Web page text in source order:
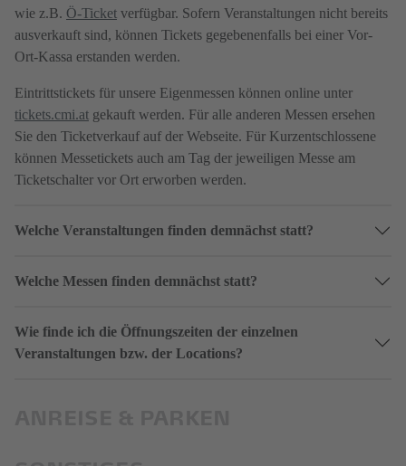
wie z.B. Ö-Ticket verfügbar. Sofern Veranstaltungen nicht bereits
ausverkauft sind, können Tickets gegebenenfalls bei einer Vor-
Ort-Kassa erstanden werden.
Eintrittstickets für unsere Eigenmessen können online unter
tickets.cmi.at gekauft werden. Für alle anderen Messen ersehen
Sie den Ticketverkauf auf der Webseite. Für Kurzentschlossene
können Messetickets auch am Tag der jeweiligen Messe am
Ticketschalter vor Ort erworben werden.
Welche Veranstaltungen finden demnächst statt?
Welche Messen finden demnächst statt?
Wie finde ich die Öffnungszeiten der einzelnen
Veranstaltungen bzw. der Locations?